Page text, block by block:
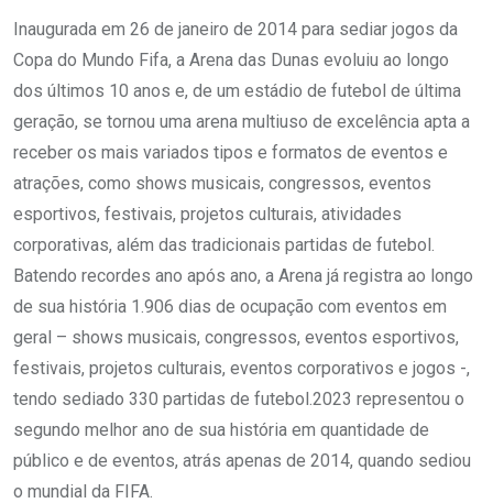
Inaugurada em 26 de janeiro de 2014 para sediar jogos da
Copa do Mundo Fifa, a Arena das Dunas evoluiu ao longo
dos últimos 10 anos e, de um estádio de futebol de última
geração, se tornou uma arena multiuso de excelência apta a
receber os mais variados tipos e formatos de eventos e
atrações, como shows musicais, congressos, eventos
esportivos, festivais, projetos culturais, atividades
corporativas, além das tradicionais partidas de futebol.
Batendo recordes ano após ano, a Arena já registra ao longo
de sua história 1.906 dias de ocupação com eventos em
geral – shows musicais, congressos, eventos esportivos,
festivais, projetos culturais, eventos corporativos e jogos -,
tendo sediado 330 partidas de futebol.2023 representou o
segundo melhor ano de sua história em quantidade de
público e de eventos, atrás apenas de 2014, quando sediou
o mundial da FIFA.